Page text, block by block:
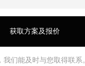
们能及时与您取得联系。